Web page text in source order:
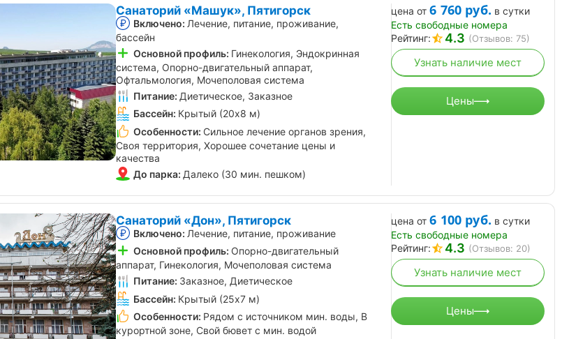
Санаторий «Машук», Пятигорск
Включено: Лечение, питание, проживание,
бассейн
Основной профиль: Гинекология, Эндокринная
система, Опорно-двигательный аппарат,
Офтальмология, Мочеполовая система
Питание: Диетическое, Заказное
Бассейн: Крытый (20х8 м)
Особенности: Сильное лечение органов зрения,
Своя территория, Хорошее сочетание цены и
качества
До парка: Далеко (30 мин. пешком)
цена от 6 760 руб. в сутки
Есть свободные номера
Рейтинг:
4.3 (Отзывов: 75)
Узнать наличие мест
Цены
Санаторий «Дон», Пятигорск
Включено: Лечение, питание, проживание
Основной профиль: Опорно-двигательный
аппарат, Гинекология, Мочеполовая система
Питание: Заказное, Диетическое
Бассейн: Крытый (25х7 м)
Особенности: Рядом с источником мин. воды, В
курортной зоне, Свой бювет с мин. водой
цена от 6 100 руб. в сутки
Есть свободные номера
Рейтинг:
4.3 (Отзывов: 20)
Узнать наличие мест
Цены